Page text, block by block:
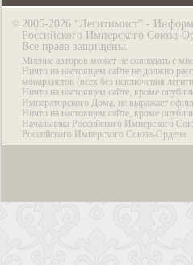
© 2005-2026 “Легитимист” -
Российского Имперского Союза-
Все права защищены.
Мнение авторов может не совпадать с
Ничто на настоящем сайте не должно
монархистов (всех без исключения
Ничто на настоящем сайте, кроме
Императорского Дома, не выражает
Ничто на настоящем сайте, кроме
Начальника Российского Имперского
Российского Имперского Союза-Ордена.